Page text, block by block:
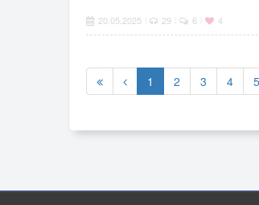
20.05.2025 29 6 4
1 2 3 4 5